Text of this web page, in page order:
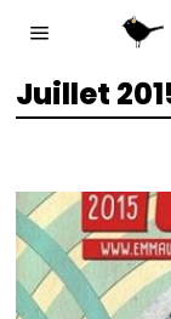
Juillet